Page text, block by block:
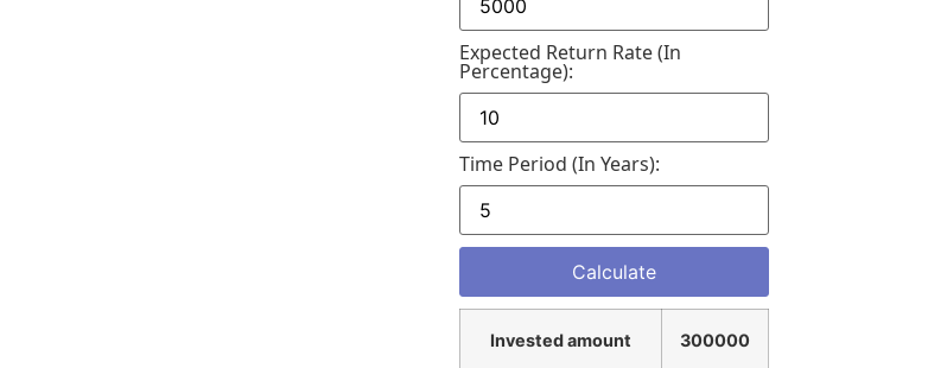
Expected Return Rate (in
Percentage):
Time Period (in Years):
Invested amount 300000